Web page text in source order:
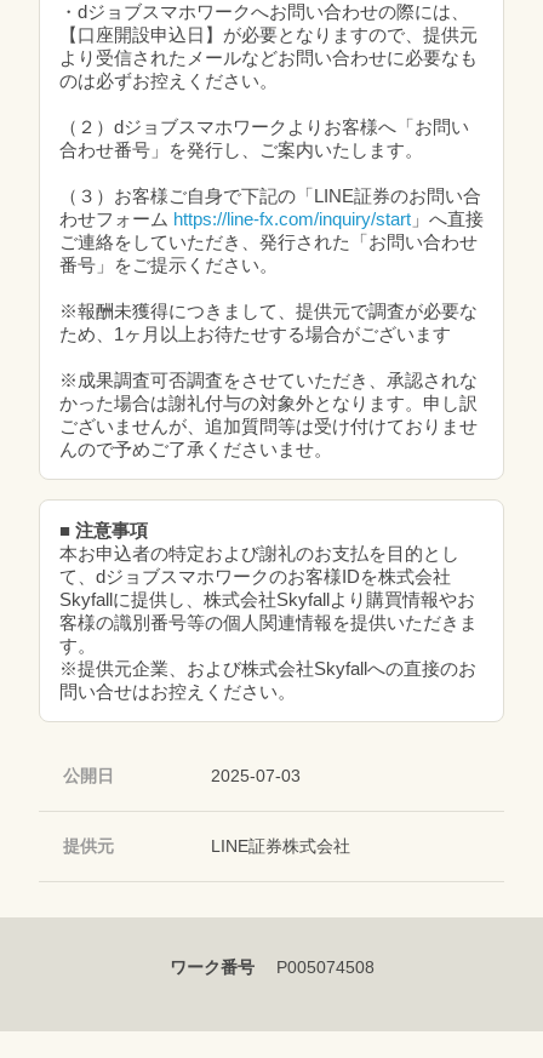
・dジョブスマホワークへお問い合わせの際には、
【口座開設申込日】が必要となりますので、提供元
より受信されたメールなどお問い合わせに必要なも
のは必ずお控えください。
（２）dジョブスマホワークよりお客様へ「お問い
合わせ番号」を発行し、ご案内いたします。
（３）お客様ご自身で下記の「LINE証券のお問い合
わせフォーム https://line-fx.com/inquiry/start 」へ直接
ご連絡をしていただき、発行された「お問い合わせ
番号」をご提示ください。
※報酬未獲得につきまして、提供元で調査が必要な
ため、1ヶ月以上お待たせする場合がございます
※成果調査可否調査をさせていただき、承認されな
かった場合は謝礼付与の対象外となります。申し訳
ございませんが、追加質問等は受け付けておりませ
んので予めご了承くださいませ。
■ 注意事項
本お申込者の特定および謝礼のお支払を目的とし
て、dジョブスマホワークのお客様IDを株式会社
Skyfallに提供し、株式会社Skyfallより購買情報やお
客様の識別番号等の個人関連情報を提供いただきま
す。
※提供元企業、および株式会社Skyfallへの直接のお
問い合せはお控えください。
公開日 2025-07-03
提供元 LINE証券株式会社
ワーク番号 P005074508